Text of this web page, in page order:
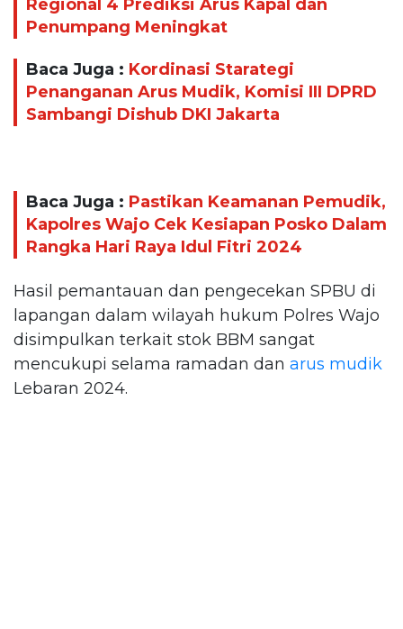
Regional 4 Prediksi Arus Kapal dan
Penumpang Meningkat
Baca Juga : Kordinasi Starategi
Penanganan Arus Mudik, Komisi III DPRD
Sambangi Dishub DKI Jakarta
Baca Juga : Pastikan Keamanan Pemudik,
Kapolres Wajo Cek Kesiapan Posko Dalam
Rangka Hari Raya Idul Fitri 2024
Hasil pemantauan dan pengecekan SPBU di
lapangan dalam wilayah hukum Polres Wajo
disimpulkan terkait stok BBM sangat
mencukupi selama ramadan dan arus mudik
Lebaran 2024.